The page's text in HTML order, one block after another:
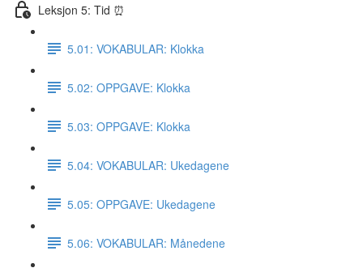
Leksjon 5: Tid ⏰
5.01: VOKABULAR: Klokka
5.02: OPPGAVE: Klokka
5.03: OPPGAVE: Klokka
5.04: VOKABULAR: Ukedagene
5.05: OPPGAVE: Ukedagene
5.06: VOKABULAR: Månedene